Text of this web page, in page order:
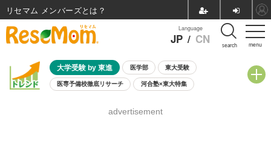
menu
Language
JP / CN search
大学受験 by 東進 医学部 東大受験
医専予備校徹底リサーチ 河合塾×東大特集
8月開催学校説明会・相談会
advertisement
リセマム メンバーズ